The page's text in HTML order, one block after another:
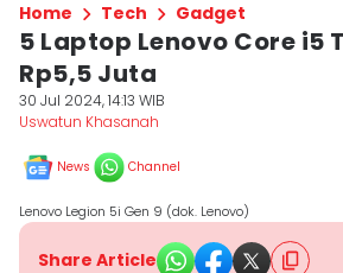
Home Tech Gadget
5 Laptop Lenovo Core i5
Rp5,5 Juta
30 Jul 2024, 14:13 WIB
Uswatun Khasanah
News Channel
Lenovo Legion 5i Gen 9 (dok. Lenovo)
Share Article